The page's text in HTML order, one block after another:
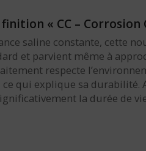
« CC – Corrosion
saline constante, cette
et parvient même à
respecte
ce qui explique sa durabilité.
la durée de